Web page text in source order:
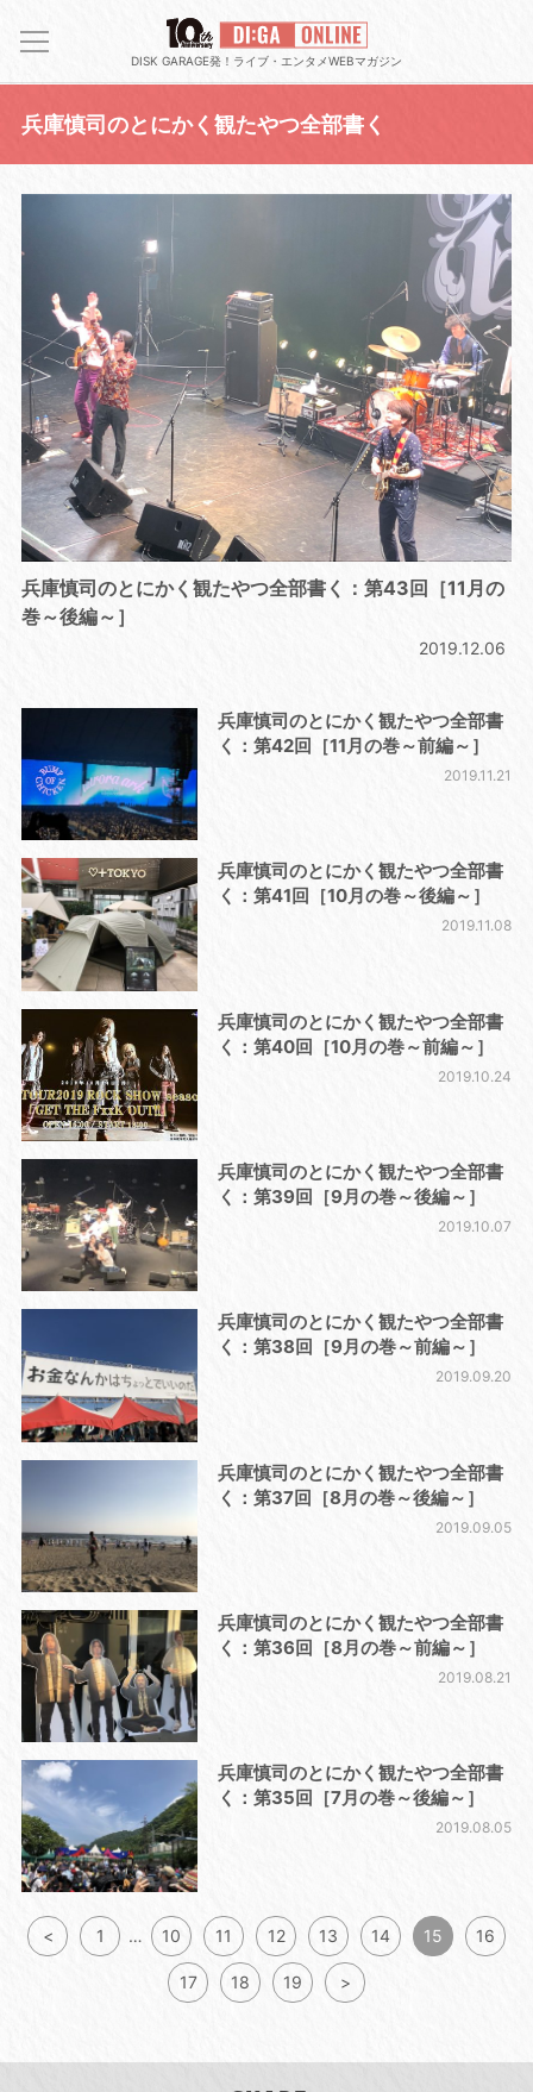
DISK GARAGE発！ライブ・エンタメWEBマガジン
兵庫慎司のとにかく観たやつ全部書く
兵庫慎司のとにかく観たやつ全部書く：第43回［11月の
巻～後編～］
2019.12.06
兵庫慎司のとにかく観たやつ全部書
く：第42回［11月の巻～前編～］
2019.11.21
兵庫慎司のとにかく観たやつ全部書
く：第41回［10月の巻～後編～］
2019.11.08
兵庫慎司のとにかく観たやつ全部書
く：第40回［10月の巻～前編～］
2019.10.24
兵庫慎司のとにかく観たやつ全部書
く：第39回［9月の巻～後編～］
2019.10.07
兵庫慎司のとにかく観たやつ全部書
く：第38回［9月の巻～前編～］
2019.09.20
兵庫慎司のとにかく観たやつ全部書
く：第37回［8月の巻～後編～］
2019.09.05
兵庫慎司のとにかく観たやつ全部書
く：第36回［8月の巻～前編～］
2019.08.21
兵庫慎司のとにかく観たやつ全部書
く：第35回［7月の巻～後編～］
2019.08.05
< 1 … 10 11 12 13 14 15 16
17 18 19 >